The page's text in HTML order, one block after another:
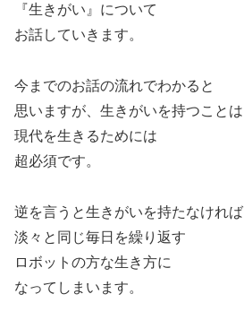
『生きがい』について
お話していきます。
今までのお話の流れでわかると
思いますが、生きがいを持つことは
現代を生きるためには
超必須です。
逆を言うと生きがいを持たなければ
淡々と同じ毎日を繰り返す
ロボットの方な生き方に
なってしまいます。